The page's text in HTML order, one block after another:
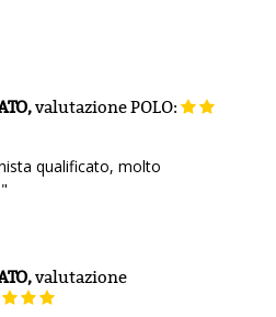
valutazionePOLO:
qualificato, molto
valutazione